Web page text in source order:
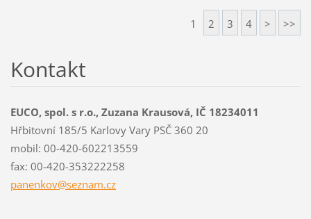
1 2 3 4 > >>
Kontakt
EUCO, spol. s r.o., Zuzana Krausová, IČ 18234011
Hřbitovní 185/5 Karlovy Vary PSČ 360 20
mobil: 00-420-602213559
fax: 00-420-353222258
panenkov@seznam.cz